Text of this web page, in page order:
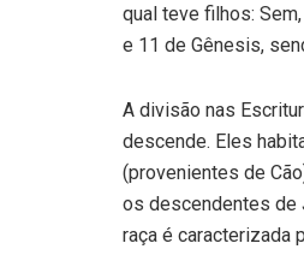
qual teve filhos:
e 11 de Gênesis,
A divisão nas
descende. Eles
(provenientes de
os descendentes de
raça é caracterizada